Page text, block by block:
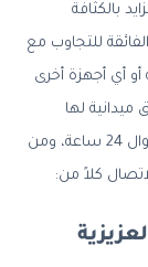
بالكثافة
للتجاوب مع
أي أجهزة أخرى
ميدانية لها
القدرة على تغطية كل أحياء المدينة المنورة طوال 24 ساعة، ومن
كلاً من: